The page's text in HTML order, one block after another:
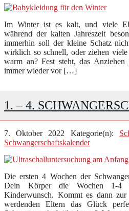
Im Winter ist es kalt, und viele
während der kalten Jahreszeit
immerhin soll der kleine Schatz
wirklich so schnell, oder ziehen
warm an? Fest steht, das
immer wieder vor […]
1. – 4.
7. Oktober 2022 Kategorie(n):
Schwangerschaftskalender
Die ersten 4 Wochen der
Dein Körper die Wochen 1-4
Kinderwunsch. Kommt es dann
werdenden Eltern das Glück